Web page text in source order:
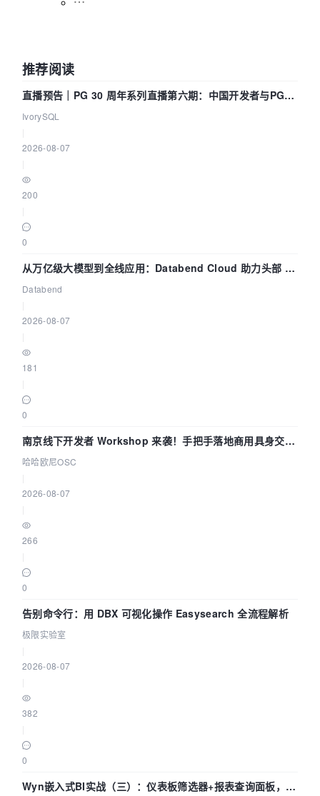
推荐阅读
直播预告｜PG 30 周年系列直播第六期：中国开发者与PG内
核——我们改得动吗？我们贡献了什么？
IvorySQL
2026-08-07
200
0
从万亿级大模型到全线应用：Databend Cloud 助力头部 AI
企业构建全链路 Trace 数据管道
Databend
2026-08-07
181
0
南京线下开发者 Workshop 来袭！手把手落地商用具身交互
智能 Agent 应用
哈哈欧尼OSC
2026-08-07
266
0
告别命令行：用 DBX 可视化操作 Easysearch 全流程解析
极限实验室
2026-08-07
382
0
Wyn嵌入式BI实战（三）：仪表板筛选器+报表查询面板，参